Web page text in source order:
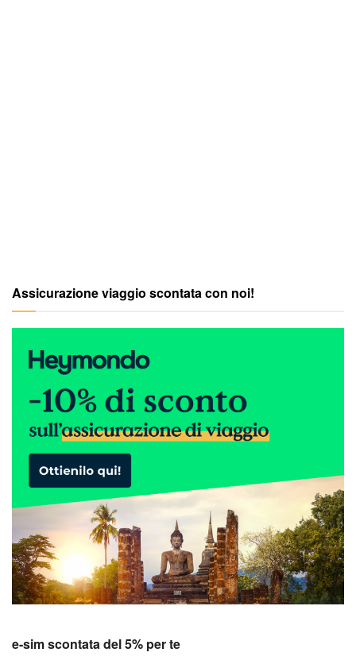
Assicurazione viaggio scontata con noi!
e-sim scontata del 5% per te